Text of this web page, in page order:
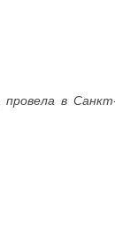
провела в